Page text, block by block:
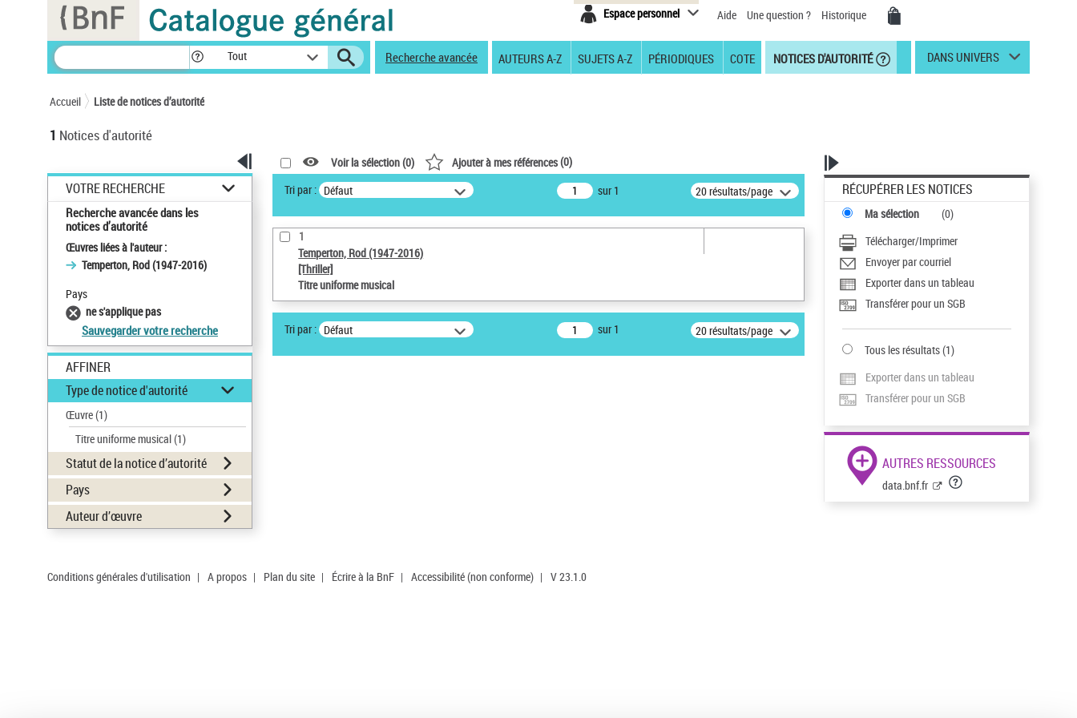
Espace personnel Aide Une question ? Historique
Tout Recherche avancée AUTEURS A-Z SUJETS A-Z PÉRIODIQUES COTE NOTICES D'AUTORITÉ DANS UNIVERS
Accueil Liste de notices d’autorité
1 Notices d'autorité
VOTRE RECHERCHE
Recherche avancée dans les
notices d’autorité
Œuvres liées à l'auteur :
Temperton, Rod (1947-2016)
Pays
ne s'applique pas
Sauvegarder votre recherche
AFFINER
Type de notice d'autorité
Œuvre(1)
Titre uniforme musical(1)
Statut de la notice d’autorité
Pays
Auteur d’œuvre
Voir la sélection (0) Ajouter à mes références(0)
Tri par : Défaut sur 1 20 résultats/page
1
Temperton, Rod (1947-2016)
[Thriller]
Titre uniforme musical
Tri par : Défaut sur 1 20 résultats/page
RÉCUPÉRER LES NOTICES
Ma sélection (0)
Télécharger/Imprimer
Envoyer par courriel
Exporter dans un tableau
Transférer pour un SGB
Tous les résultats(1)
Exporter dans un tableau
Transférer pour un SGB
AUTRES RESSOURCES
data.bnf.fr
Conditions générales d'utilisation | A propos | Plan du site | Écrire à la BnF | Accessibilité (non conforme) | V 23.1.0
Panneau de gestion des cookies